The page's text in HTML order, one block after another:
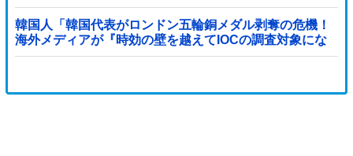
韓国人「韓国代表がロンドン五輪銅メダル剥奪の危機！
海外メディアが『時効の壁を越えてIOCの調査対象にな
り得る』と報道！」